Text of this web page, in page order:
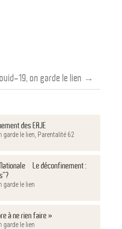
19, on garde le lien →
des EAJE
garde le lien Parentalité 62
Nationale – Le déconfinement :
garde le lien
à ne rien faire »
garde le lien